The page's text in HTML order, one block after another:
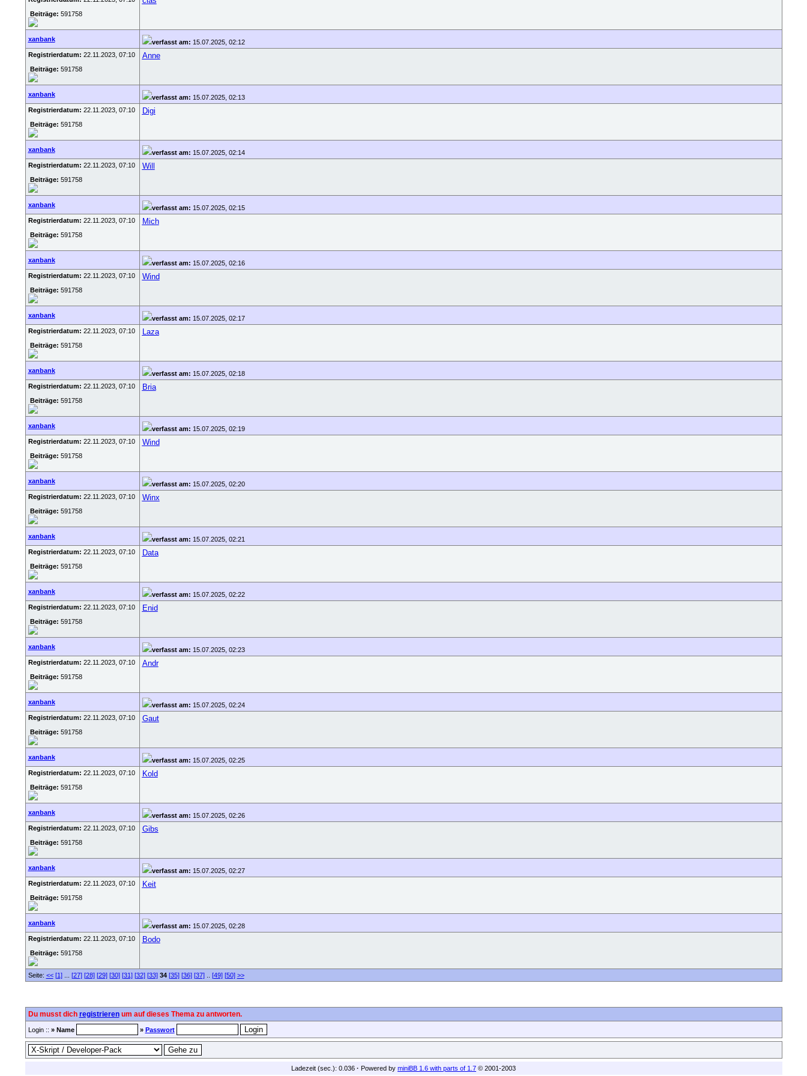
Beiträge: 591758
xanbank verfasst am: 15.07.2025, 02:12
Registrierdatum: 22.11.2023, 07:10
Beiträge: 591758
Anne
xanbank verfasst am: 15.07.2025, 02:13
Registrierdatum: 22.11.2023, 07:10
Beiträge: 591758
Digi
xanbank verfasst am: 15.07.2025, 02:14
Registrierdatum: 22.11.2023, 07:10
Beiträge: 591758
Will
xanbank verfasst am: 15.07.2025, 02:15
Registrierdatum: 22.11.2023, 07:10
Beiträge: 591758
Mich
xanbank verfasst am: 15.07.2025, 02:16
Registrierdatum: 22.11.2023, 07:10
Beiträge: 591758
Wind
xanbank verfasst am: 15.07.2025, 02:17
Registrierdatum: 22.11.2023, 07:10
Beiträge: 591758
Laza
xanbank verfasst am: 15.07.2025, 02:18
Registrierdatum: 22.11.2023, 07:10
Beiträge: 591758
Bria
xanbank verfasst am: 15.07.2025, 02:19
Registrierdatum: 22.11.2023, 07:10
Beiträge: 591758
Wind
xanbank verfasst am: 15.07.2025, 02:20
Registrierdatum: 22.11.2023, 07:10
Beiträge: 591758
Winx
xanbank verfasst am: 15.07.2025, 02:21
Registrierdatum: 22.11.2023, 07:10
Beiträge: 591758
Data
xanbank verfasst am: 15.07.2025, 02:22
Registrierdatum: 22.11.2023, 07:10
Beiträge: 591758
Enid
xanbank verfasst am: 15.07.2025, 02:23
Registrierdatum: 22.11.2023, 07:10
Beiträge: 591758
Andr
xanbank verfasst am: 15.07.2025, 02:24
Registrierdatum: 22.11.2023, 07:10
Beiträge: 591758
Gaut
xanbank verfasst am: 15.07.2025, 02:25
Registrierdatum: 22.11.2023, 07:10
Beiträge: 591758
Kold
xanbank verfasst am: 15.07.2025, 02:26
Registrierdatum: 22.11.2023, 07:10
Beiträge: 591758
Gibs
xanbank verfasst am: 15.07.2025, 02:27
Registrierdatum: 22.11.2023, 07:10
Beiträge: 591758
Keit
xanbank verfasst am: 15.07.2025, 02:28
Registrierdatum: 22.11.2023, 07:10
Beiträge: 591758
Bodo
Seite: << [1]... [27] [28] [29] [30] [31] [32] [33] 34 [35] [36] [37].. [49] [50] >>
Du musst dich registrierenum auf dieses Thema zu antworten.
Login :: » Name » Passwort
Ladezeit (sec.): 0.036 · Powered by miniBB 1.6 with parts of 1.7 © 2001-2003